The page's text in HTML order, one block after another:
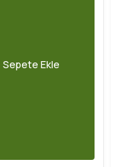
Sepete Ekle